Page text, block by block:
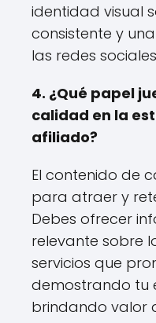
identidad visual
consistente y
las redes
4. ¿Qué papel
calidad en la
afiliado?
El contenido de
para atraer y
Debes ofrecer
relevante sobre
servicios que
demostrando tu
brindando valor